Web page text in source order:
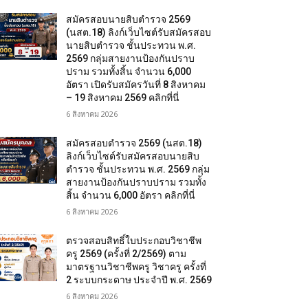
สมัครสอบนายสิบตำรวจ 2569
(นสต.18) ลิงก์เว็บไซต์รับสมัครสอบ
นายสิบตำรวจ ชั้นประทวน พ.ศ.
2569 กลุ่มสายงานป้องกันปราบ
ปราม รวมทั้งสิ้น จำนวน 6,000
อัตรา เปิดรับสมัครวันที่ 8 สิงหาคม
– 19 สิงหาคม 2569 คลิกที่นี่
6 สิงหาคม 2026
สมัครสอบตํารวจ 2569 (นสต.18)
ลิงก์เว็บไซต์รับสมัครสอบนายสิบ
ตำรวจ ชั้นประทวน พ.ศ. 2569 กลุ่ม
สายงานป้องกันปราบปราม รวมทั้ง
สิ้น จำนวน 6,000 อัตรา คลิกที่นี่
6 สิงหาคม 2026
ตรวจสอบสิทธิ์ใบประกอบวิชาชีพ
ครู 2569 (ครั้งที่ 2/2569) ตาม
มาตรฐานวิชาชีพครู วิชาครู ครั้งที่
2 ระบบกระดาษ ประจำปี พ.ศ. 2569
6 สิงหาคม 2026